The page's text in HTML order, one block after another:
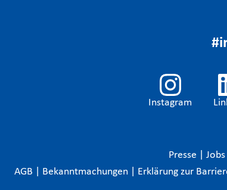
Instagram
Presse
AGB
Bekanntmachungen Erklärung zur